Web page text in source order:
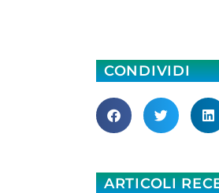
CONDIVIDI
ARTICOLI